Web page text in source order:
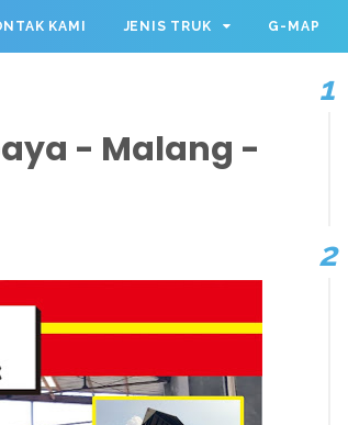
KAMI JENIS TRUK G-MAP
- Malang -